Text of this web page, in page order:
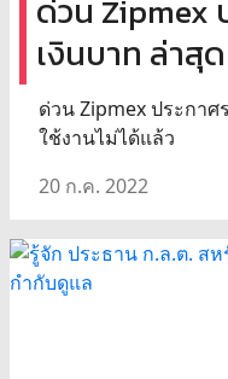
ด่วน Zipmex
เงินบาท ล่าสุ
ด่วน Zipmex ประกา
ใช้งานไม่ได้แล้ว
20 ก.ค. 2022